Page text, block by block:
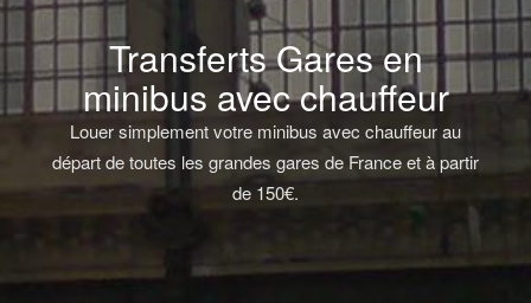
Transferts Gares en
minibus avec chauffeur
Louer simplement votre minibus avec chauffeur au
départ de toutes les grandes gares de France et à partir
de 150€.